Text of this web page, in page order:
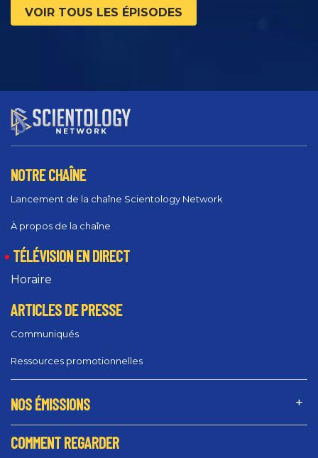
VOIR TOUS LES ÉPISODES
NOTRE CHAÎNE
Lancement de la chaîne Scientology Network
À propos de la chaîne
TÉLÉVISION EN DIRECT
Horaire
ARTICLES DE PRESSE
Communiqués
Ressources promotionnelles
NOS ÉMISSIONS
COMMENT REGARDER